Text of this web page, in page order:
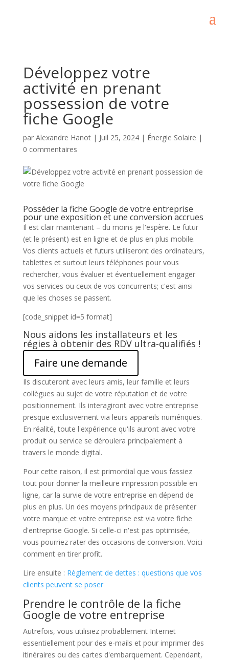
Développez votre
activité en prenant
possession de votre
fiche Google
par Alexandre Hanot| Juil 25, 2024| Énergie Solaire |
0 commentaires
Posséder la fiche Google de votre entreprise
pour une exposition et une conversion accrues
Il est clair maintenant – du moins je l'espère. Le futur
(et le présent) est en ligne et de plus en plus mobile.
Vos clients actuels et futurs utiliseront des ordinateurs,
tablettes et surtout leurs téléphones pour vous
rechercher, vous évaluer et éventuellement engager
vos services ou ceux de vos concurrents; c'est ainsi
que les choses se passent.
[code_snippet id=5 format]
Nous aidons les installateurs et les
régies à obtenir des RDV ultra-qualifiés !
Faire une demande
Ils discuteront avec leurs amis, leur famille et leurs
collègues au sujet de votre réputation et de votre
positionnement. Ils interagiront avec votre entreprise
presque exclusivement via leurs appareils numériques.
En réalité, toute l'expérience qu'ils auront avec votre
produit ou service se déroulera principalement à
travers le monde digital.
Pour cette raison, il est primordial que vous fassiez
tout pour donner la meilleure impression possible en
ligne, car la survie de votre entreprise en dépend de
plus en plus. Un des moyens principaux de présenter
votre marque et votre entreprise est via votre fiche
d'entreprise Google. Si celle-ci n'est pas optimisée,
vous pourriez rater des occasions de conversion. Voici
comment en tirer profit.
Lire ensuite : Règlement de dettes : questions que vos
clients peuvent se poser
Prendre le contrôle de la fiche
Google de votre entreprise
Autrefois, vous utilisiez probablement Internet
essentiellement pour des e-mails et pour imprimer des
itinéraires ou des cartes d'embarquement. Cependant,